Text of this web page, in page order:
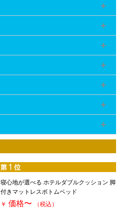
寝心地が選べる ホテルダブルクッション 脚
付きマットレスボトムベッド
￥ 価格〜 （税込）